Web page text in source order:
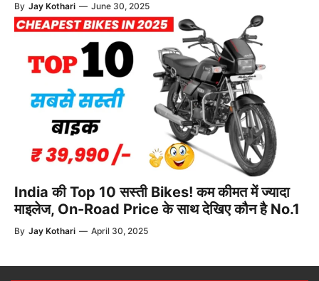
By Jay Kothari — June 30, 2025
India की Top 10 सस्ती Bikes! कम कीमत में ज्यादा
माइलेज, On-Road Price के साथ देखिए कौन है No.1
By Jay Kothari — April 30, 2025